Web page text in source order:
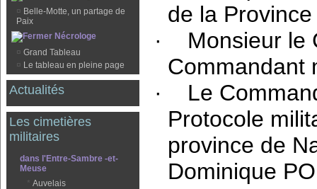
¤ Belle-Motte, un partage de
Paix
Nécrologe
¤ Grand Tableau
¤ Le tableau en pleine page
Actualités
Les cimetières
militaires
dans l'Entre-Sambre -et-
Meuse
* Auvelais
de la
·
Monsieur le
Commandant
·
Le
Protocole
province de
Dominique